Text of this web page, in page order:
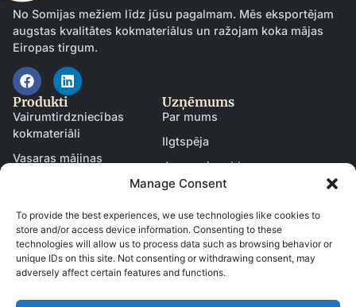
Manage Consent
To provide the best experiences, we use technologies like cookies to
store and/or access device information. Consenting to these
technologies will allow us to process data such as browsing behavior or
unique IDs on this site. Not consenting or withdrawing consent, may
adversely affect certain features and functions.
No Somijas mežiem līdz jūsu pagalmam. Mēs eksportējam
augstas kvalitātes kokmateriālus un ražojam koka mājas
Eiropas tirgum.
Produkti
Vairumtirdzniecības
kokmateriāli
Vasaras mājiņas
Durvis un logi
Uzņēmums
Par mums
Ilgtspēja
Jaunumi un blogs
Kļūt par partneri
Kontakti
Resursi
Lejupielādes un katalogi